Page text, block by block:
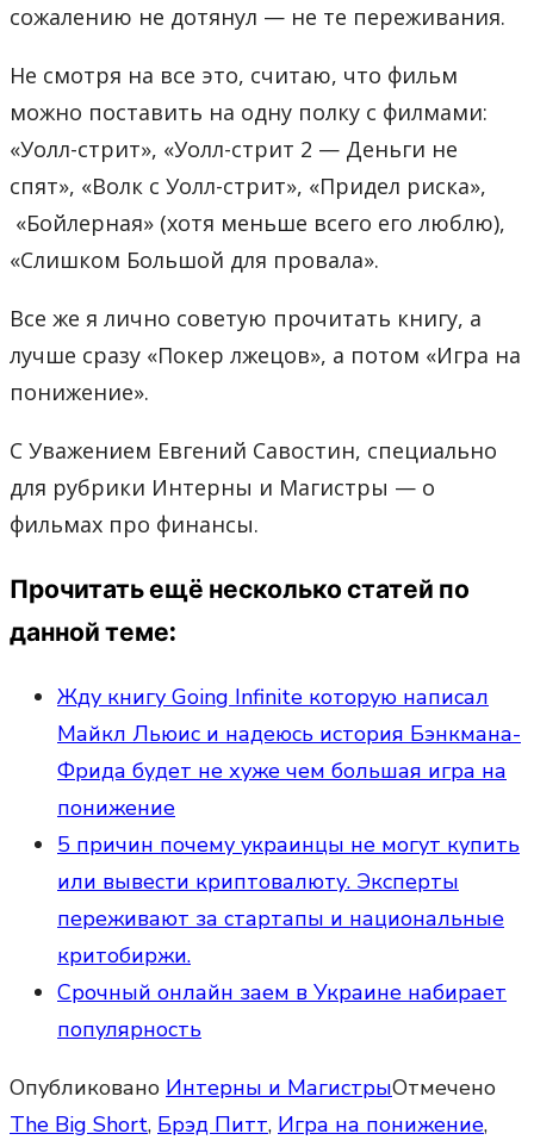
сожалению не дотянул — не те переживания.
Не смотря на все это, считаю, что фильм
можно поставить на одну полку с филмами:
«Уолл-стрит», «Уолл-стрит 2 — Деньги не
спят», «Волк с Уолл-стрит», «Придел риска»,
«Бойлерная» (хотя меньше всего его люблю),
«Слишком Большой для провала».
Все же я лично советую прочитать книгу, а
лучше сразу «Покер лжецов», а потом «Игра на
понижение».
С Уважением Евгений Савостин, специально
для рубрики Интерны и Магистры — о
фильмах про финансы.
Прочитать ещё несколько статей по
данной теме:
Жду книгу Going Infinite которую написал
Майкл Льюис и надеюсь история Бэнкмана-
Фрида будет не хуже чем большая игра на
понижение
5 причин почему украинцы не могут купить
или вывести криптовалюту. Эксперты
переживают за стартапы и национальные
критобиржи.
Срочный онлайн заем в Украине набирает
популярность
Опубликовано Интерны и МагистрыОтмечено
The Big Short, Брэд Питт, Игра на понижение,